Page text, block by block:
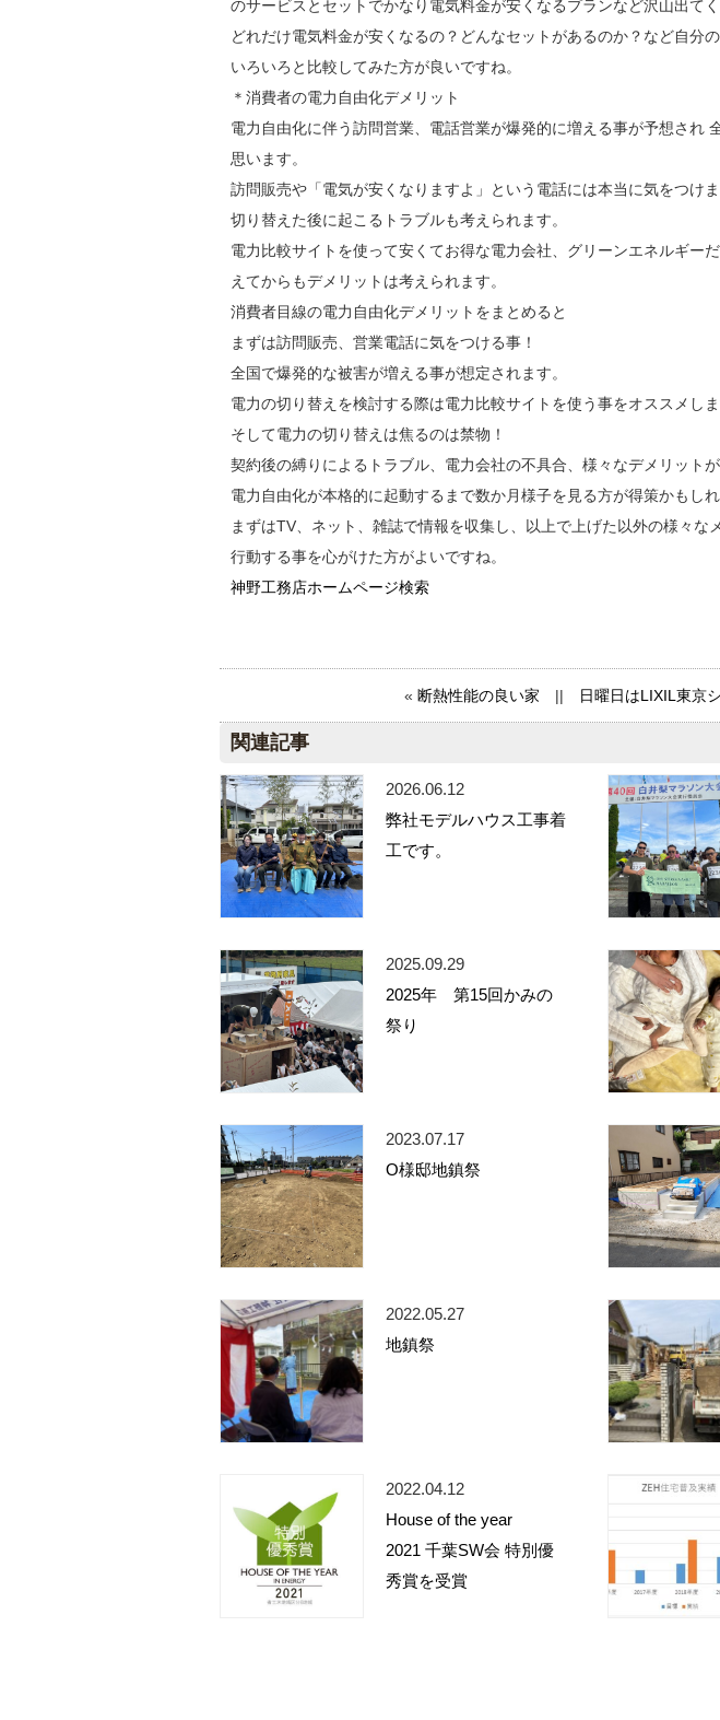
のサービスとセットでかなり電気料金が安くなるプランなど沢山出てく
どれだけ電気料金が安くなるの？どんなセットがあるのか？など自分
いろいろと比較してみた方が良いですね。
＊消費者の電力自由化デメリット
電力自由化に伴う訪問営業、電話営業が爆発的に増える事が予想され
思います。
訪問販売や「電気が安くなりますよ」という電話には本当に気をつけま
切り替えた後に起こるトラブルも考えられます。
電力比較サイトを使って安くてお得な電力会社、グリーンエネルギー
えてからもデメリットは考えられます。
消費者目線の電力自由化デメリットをまとめると
まずは訪問販売、営業電話に気をつける事！
全国で爆発的な被害が増える事が想定されます。
電力の切り替えを検討する際は電力比較サイトを使う事をオススメしま
そして電力の切り替えは焦るのは禁物！
契約後の縛りによるトラブル、電力会社の不具合、様々なデメリットが
電力自由化が本格的に起動するまで数か月様子を見る方が得策かもしれ
まずはTV、ネット、雑誌で情報を収集し、以上で上げた以外の様々な
行動する事を心がけた方がよいですね。
神野工務店ホームページ検索
« 断熱性能の良い家 || 日曜日はLIXIL東京
関連記事
2026.06.12
弊社モデルハウス工事着
工です。
2025.09.29
2025年 第15回かみの
祭り
2023.07.17
O様邸地鎮祭
2022.05.27
地鎮祭
2022.04.12
House of the year
2021 千葉SW会 特別優
秀賞を受賞